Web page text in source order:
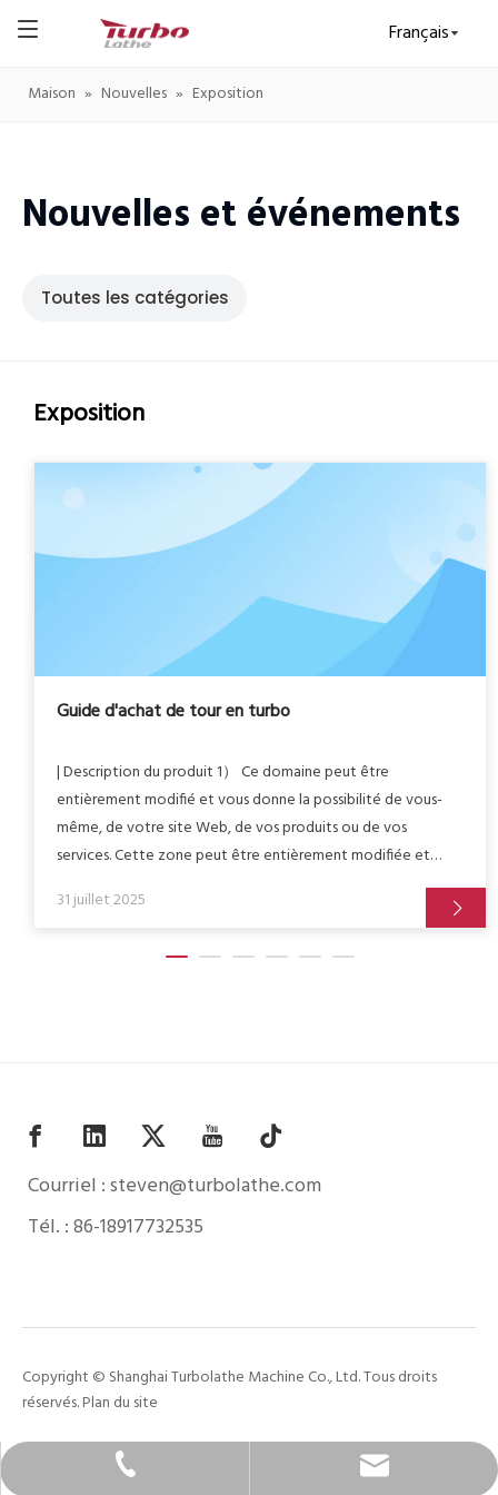
Français
Maison » Nouvelles » Exposition
Nouvelles et événements
Toutes les catégories
Exposition
Guide d'achat de tour en turbo
| Description du produit 1） Ce domaine peut être
entièrement modifié et vous donne la possibilité de vous-
même, de votre site Web, de vos produits ou de vos
services. Cette zone peut être entièrement modifiée et
vous donne la possibilité de vous présenter, votre site Web,
vos produits ou vos services. Cette zone peut être pleine
31 juillet 2025
Courriel :steven@turbolathe.com
Tél. : 86-18917732535
Copyright © Shanghai Turbolathe Machine Co., Ltd. Tous droits
réservés.Plan du site